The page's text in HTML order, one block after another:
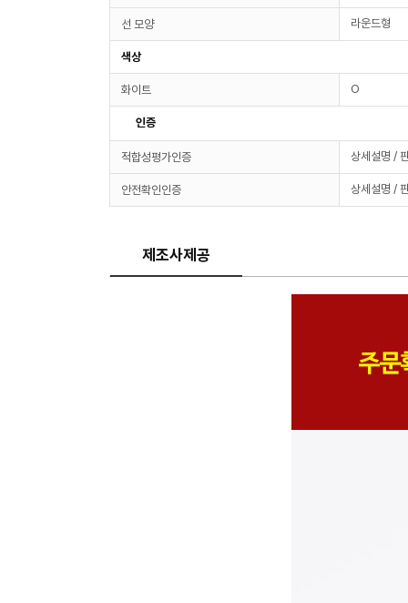
선 모양 라운드형
색상
화이트 O
인증
적합성평가인증 상세설명 /
안전확인인증 상세설명 /
제조사제공